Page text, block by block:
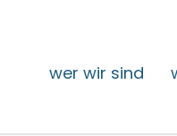
wer wir sind